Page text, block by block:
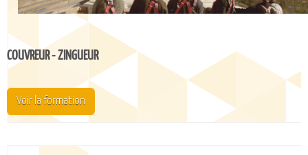
CATALOGUE DE FORMATIONS
NOS FORMATIONS SÉCURITÉ
NOS PERFECTIONNEMENTS PAR MÉTIER
NOS FORMATIONS SUR DEMANDE
INSCRIPTIONS
COUVREUR - ZINGUEUR
Voir la formation